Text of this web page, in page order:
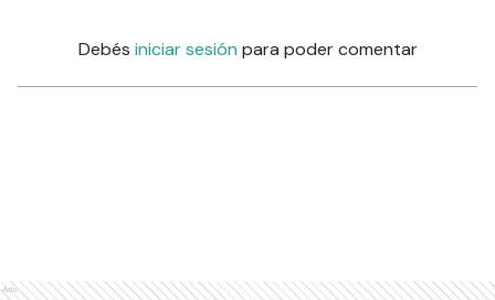
Debés iniciar sesión para poder comentar
Ads